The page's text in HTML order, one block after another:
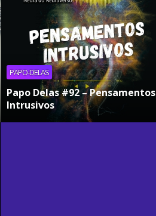
PAPO-DELAS
Papo Delas #92 – Pensamentos
Intrusivos